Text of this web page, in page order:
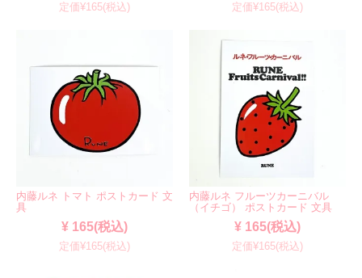
定価¥165(税込) 定価¥165(税込)
内藤ルネ トマト ポストカード 文
具
¥ 165(税込)
定価¥165(税込)
内藤ルネ フルーツカーニバル
（イチゴ） ポストカード 文具
¥ 165(税込)
定価¥165(税込)